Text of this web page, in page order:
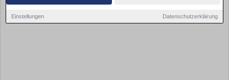
Einstellungen Datenschutzerklärung